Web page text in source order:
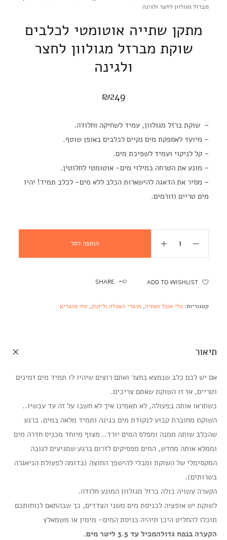
מברזל מגולוון לחצר ולגינה
מתקן שתייה אוטומטי לכלבים
שוקת מברזל מגולוון לחצר
ולגינה
₪249
– שוקת ברזל מגולוון, עמיד לשחיקה וחלודה.
– מיועד לאספקת מים נקיים לכלבים באופן שוטף.
– קל לניקוי ועמיד לשפיכת מים.
– מונע את הטרחה במילוי מים- אוטומטי לחלוטין.
– מסיר את הדאגה להישארות הכלב ללא מים- לכלב תמיד! יהיו
מים טריים וזורמים.
הוספה לסל
ADD TO WISHLIST
SHARE
קטגוריות:כלי אוכל ושתיה,מוצרי האכלה וליקוק, עוד מוצרים
תיאור
אם יש לכם כלב שנמצא בחצר ואתם רוצים שיהיו לו תמיד מים זמינים
וטריים, אז זו השוקת שאתם צריכים.
כשתראו אותה בפעולה, לא תאמינו איך לא חשבו על זה עד עכשיו..
השוקת מחוברת קבוע לנקודת מים בגינה ותמיד מלאה במים. ברגע
שהכלב שותה ממנה ומפלס המים יורד.. מצוף מיוחד מכניס חדרה מים
וממלא אותה מחדש, המים מפסיקים לזרום ברגע שמגיעים לגובה
המקסימלי של השוקת ומבלי להישפך החוצה (בדומה לפעולת הניאגרה
בשרותים).
הקערה עשויה כולה ברזל מגולוון המונע חלודה.
לשוקת יש אופציה לכניסת מים משני הצדדים, כך שבהתאם לנוחותכם
תוכלו להחליט היכן תיהיה כניסת המים- מימין או משמאלץ
הקערה בנפח גדולהמכיל עד 3.5 ליטר מים.